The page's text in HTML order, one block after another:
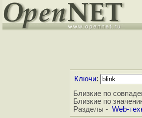
Ключи:
Близкие по
Близкие по
Разделы - Web-